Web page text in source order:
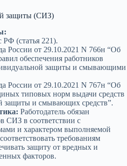
защиты (СИЗ)
РФ (статья 221).
России от 29.10.2021 N 766н “Об
обеспечения работников
защиты и смывающими
России от 29.10.2021 N 767н “Об
типовых норм выдачи средств
защиты и смывающих средств”.
Работодатель обязан
СИЗ в соответствии с
и характером выполняемой
требованиям
защиту от вредных и
факторов.